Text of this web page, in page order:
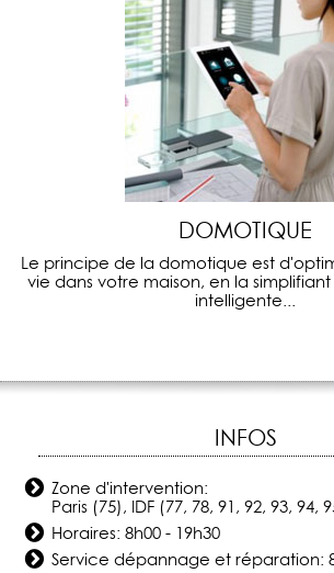
DOMOTIQUE
Le principe de la domotique est
vie dans votre maison, en la
intelligente...
INFOS
Zone d'intervention:
Paris (75), IDF (77, 78, 91, 92, 93, 94,
Horaires: 8h00 - 19h30
Service dépannage et réparation: